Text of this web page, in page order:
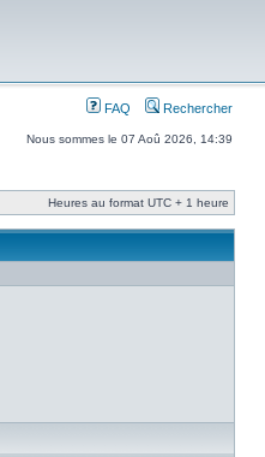
FAQ Rechercher
Nous sommes le 07 Aoû 2026, 14:39
Heures au format UTC + 1 heure